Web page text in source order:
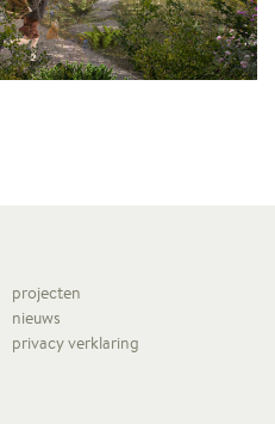
projecten
nieuws
privacy verklaring